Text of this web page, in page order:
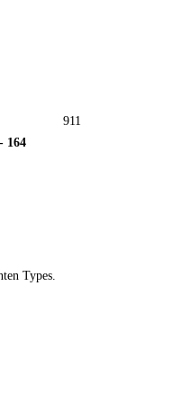
164
Types.
911